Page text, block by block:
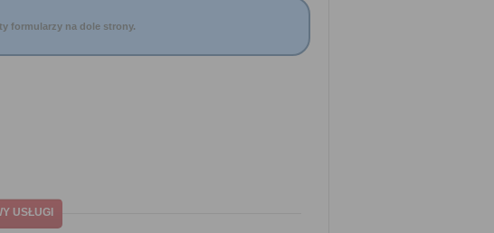
formularzy na dole strony.
USŁUGI